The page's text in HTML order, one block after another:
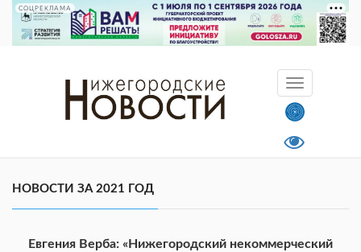
СОЦРЕКЛАМА
НОВОСТИ ЗА 2021 ГОД
Евгения Верба: «Нижегородский некоммерческий